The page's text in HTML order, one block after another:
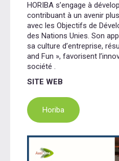
HORIBA s’engage à
contribuant à un avenir
avec les Objectifs de
des Nations Unies. Son
sa culture d’entreprise,
and Fun », favorisent
société .​
SITE WEB
Horiba